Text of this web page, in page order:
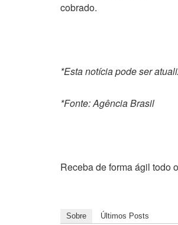
cobrado.
*Esta notícia pode ser
*Fonte: Agência Brasil
Receba de forma ágil todo
Sobre Últimos Posts